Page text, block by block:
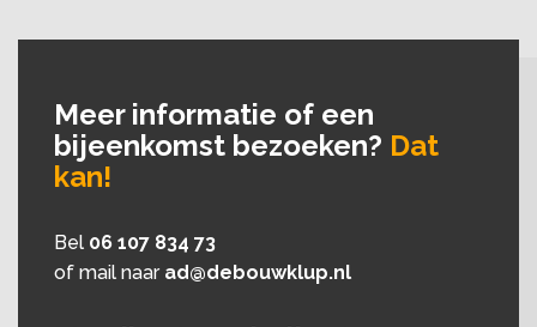
Meer informatie of een
bijeenkomst bezoeken? Dat
kan!
Bel 06 107 834 73
of mail naar ad@debouwklup.nl